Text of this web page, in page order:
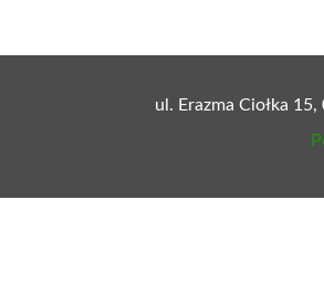
ul. Erazma Ciołka